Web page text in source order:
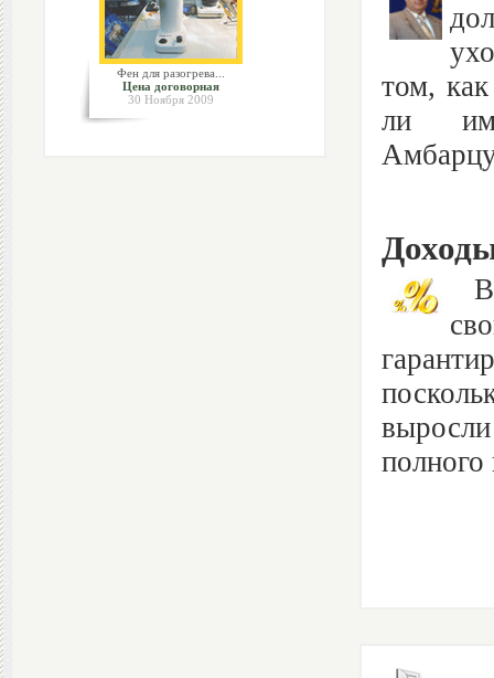
Фен для разогрева...
Цена договорная
30 Ноября 2009
том,
ли им
В
полного